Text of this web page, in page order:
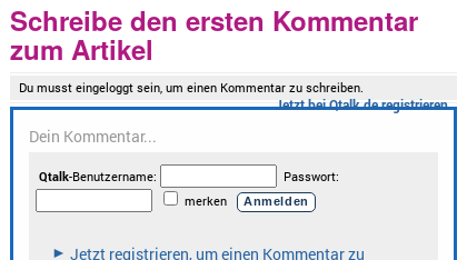
Schreibe den ersten Kommentar
zum Artikel